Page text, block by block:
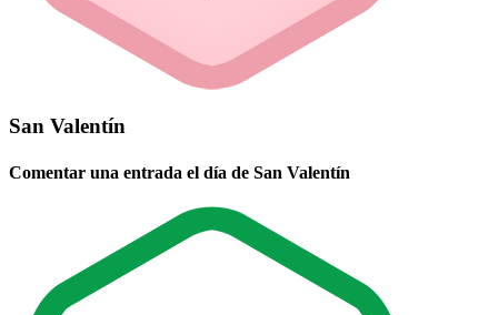
San Valentín
Comentar una entrada el día de San Valentín